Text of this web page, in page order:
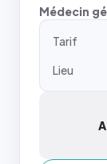
Médecin
Tarif
Lieu